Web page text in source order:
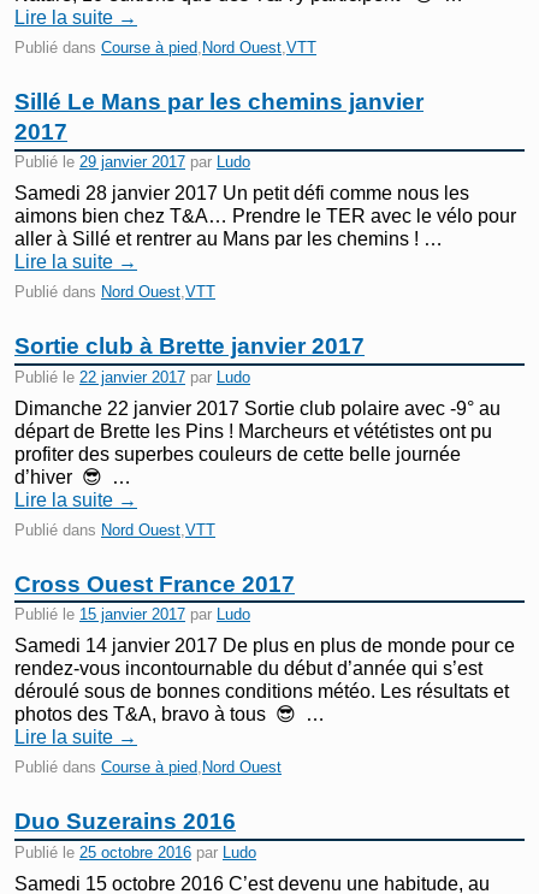
Lire la suite →
Publié dans Course à pied Nord Ouest VTT
Sillé Le Mans par les chemins janvier
2017
Publié le 29 janvier 2017 par Ludo
Samedi 28 janvier 2017 Un petit défi comme nous les
aimons bien chez T&A… Prendre le TER avec le vélo pour
aller à Sillé et rentrer au Mans par les chemins ! …
Lire la suite →
Publié dans Nord Ouest,VTT
Sortie club à Brette janvier 2017
Publié le 22 janvier 2017 par Ludo
Dimanche 22 janvier 2017 Sortie club polaire avec -9° au
départ de Brette les Pins ! Marcheurs et vététistes ont pu
profiter des superbes couleurs de cette belle journée
d’hiver 😎 …
Lire la suite →
Publié dans Nord Ouest VTT
Cross Ouest France 2017
Publié le 15 janvier 2017 par Ludo
Samedi 14 janvier 2017 De plus en plus de monde pour ce
rendez-vous incontournable du début d’année qui s’est
déroulé sous de bonnes conditions météo. Les résultats et
photos des T&A, bravo à tous 😎 …
Lire la suite →
Publié dans Course à pied, Nord Ouest
Duo Suzerains 2016
Publié le 25 octobre 2016 par Ludo
Samedi 15 octobre 2016 C’est devenu une habitude, au